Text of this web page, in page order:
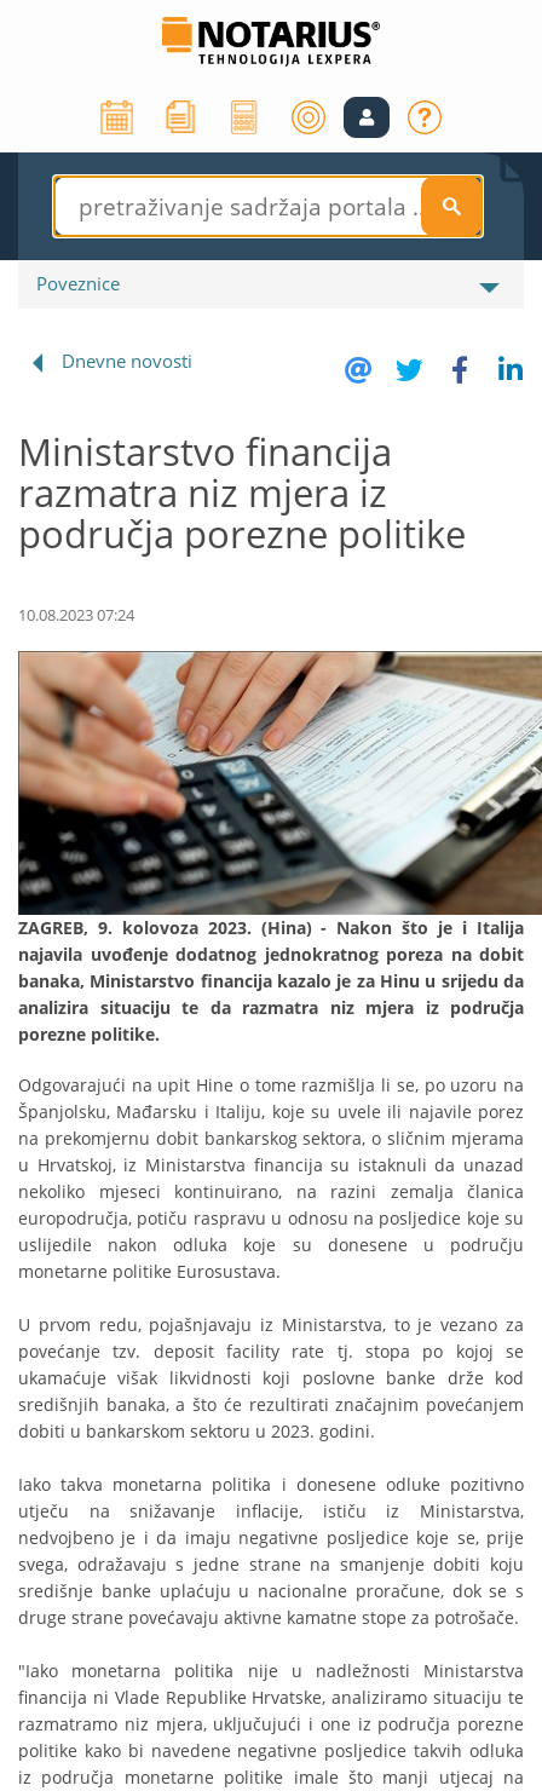
S
Poveznice
Dnevne novosti
Ministarstvo financija
razmatra niz mjera iz
područja porezne politike
10.08.2023 07:24
ZAGREB, 9. kolovoza 2023. (Hina) - Nakon što je i Italija
najavila uvođenje dodatnog jednokratnog poreza na dobit
banaka, Ministarstvo financija kazalo je za Hinu u srijedu da
analizira situaciju te da razmatra niz mjera iz područja
porezne politike.
Odgovarajući na upit Hine o tome razmišlja li se, po uzoru na
Španjolsku, Mađarsku i Italiju, koje su uvele ili najavile porez
na prekomjernu dobit bankarskog sektora, o sličnim mjerama
u Hrvatskoj, iz Ministarstva financija su istaknuli da unazad
nekoliko mjeseci kontinuirano, na razini zemalja članica
europodručja, potiču raspravu u odnosu na posljedice koje su
uslijedile nakon odluka koje su donesene u području
monetarne politike Eurosustava.
U prvom redu, pojašnjavaju iz Ministarstva, to je vezano za
povećanje tzv. deposit facility rate tj. stopa po kojoj se
ukamaćuje višak likvidnosti koji poslovne banke drže kod
središnjih banaka, a što će rezultirati značajnim povećanjem
dobiti u bankarskom sektoru u 2023. godini.
Iako takva monetarna politika i donesene odluke pozitivno
utječu na snižavanje inflacije, ističu iz Ministarstva,
nedvojbeno je i da imaju negativne posljedice koje se, prije
svega, odražavaju s jedne strane na smanjenje dobiti koju
središnje banke uplaćuju u nacionalne proračune, dok se s
druge strane povećavaju aktivne kamatne stope za potrošače.
"Iako monetarna politika nije u nadležnosti Ministarstva
financija ni Vlade Republike Hrvatske, analiziramo situaciju te
razmatramo niz mjera, uključujući i one iz područja porezne
politike kako bi navedene negativne posljedice takvih odluka
iz područja monetarne politike imale što manji utjecaj na